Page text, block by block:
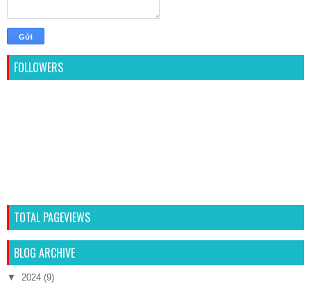
FOLLOWERS
TOTAL PAGEVIEWS
BLOG ARCHIVE
▼ 2024 (9)